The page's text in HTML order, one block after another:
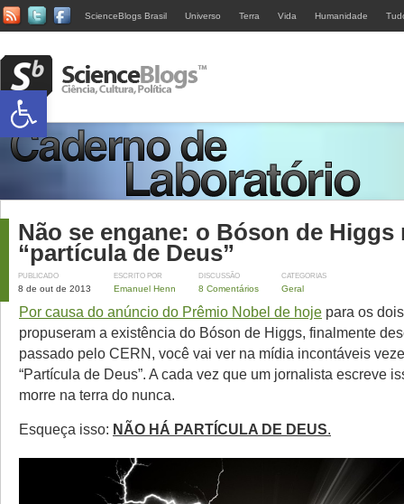
ScienceBlogs Brasil Universo Terra Vida Humanidade
Não se engane: o Bóson de Higgs
“partícula de Deus”
PUBLICADO
8 de out de 2013
ESCRITO POR
Emanuel Henn
DISCUSSÃO
8 Comentários
CATEGORIAS
Geral
Por causa do anúncio do Prêmio Nobel de hoje para os
propuseram a existência do Bóson de Higgs, finalmente
passado pelo CERN, você vai ver na mídia incontáveis
“Partícula de Deus”. A cada vez que um jornalista escreve
morre na terra do nunca.
Esqueça isso: NÃO HÁ PARTÍCULA DE DEUS.
Abrir a barra de ferramentas